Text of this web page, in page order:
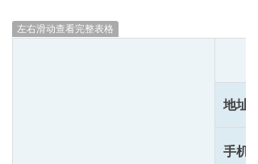
左右滑动查看完整表格
地址：
手机：